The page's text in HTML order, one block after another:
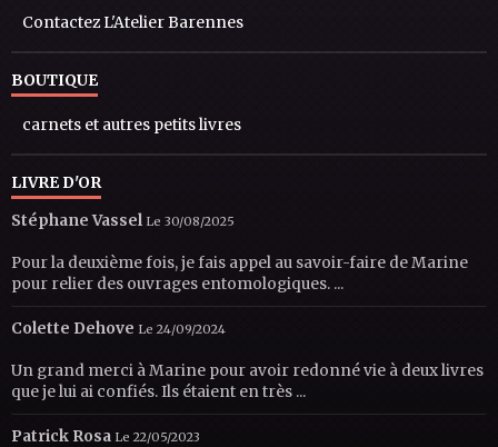
Contactez L'Atelier Barennes
BOUTIQUE
carnets et autres petits livres
LIVRE D'OR
Stéphane Vassel Le 30/08/2025
Pour la deuxième fois, je fais appel au savoir-faire de Marine
pour relier des ouvrages entomologiques. ...
Colette Dehove Le 24/09/2024
Un grand merci à Marine pour avoir redonné vie à deux livres
que je lui ai confiés. Ils étaient en très ...
Patrick Rosa Le 22/05/2023